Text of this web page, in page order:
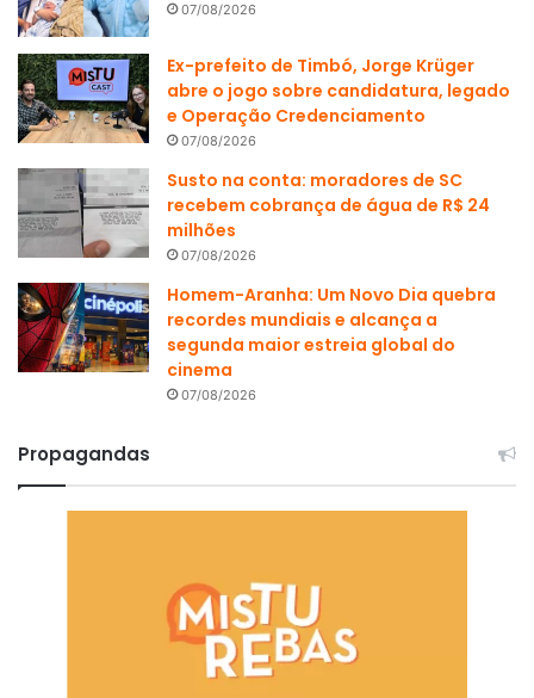
07/08/2026
Ex-prefeito de Timbó, Jorge Krüger
abre o jogo sobre candidatura, legado
e Operação Credenciamento
07/08/2026
Susto na conta: moradores de SC
recebem cobrança de água de R$ 24
milhões
07/08/2026
Homem-Aranha: Um Novo Dia quebra
recordes mundiais e alcança a
segunda maior estreia global do
cinema
07/08/2026
Propagandas